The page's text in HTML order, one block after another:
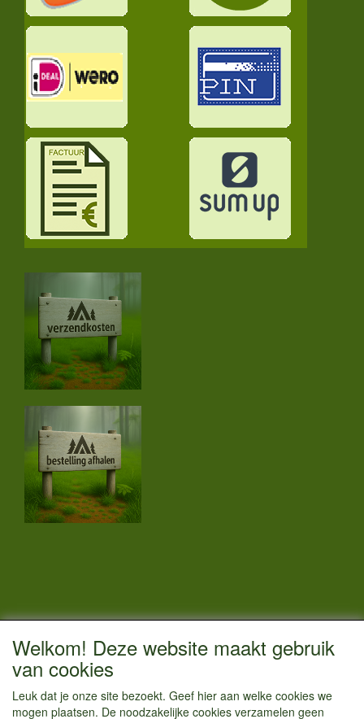
CONTACTGEGEVENS
Vestigingsadres:
Hoofdweg 36
Welkom! Deze website maakt gebruik
van cookies
Leuk dat je onze site bezoekt. Geef hier aan welke cookies we
mogen plaatsen. De noodzakelijke cookies verzamelen geen